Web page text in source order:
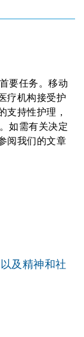
要任务。移动
疗机构接受护
支持性护理，
如需有关决定
阅我们的文章
及精神和社